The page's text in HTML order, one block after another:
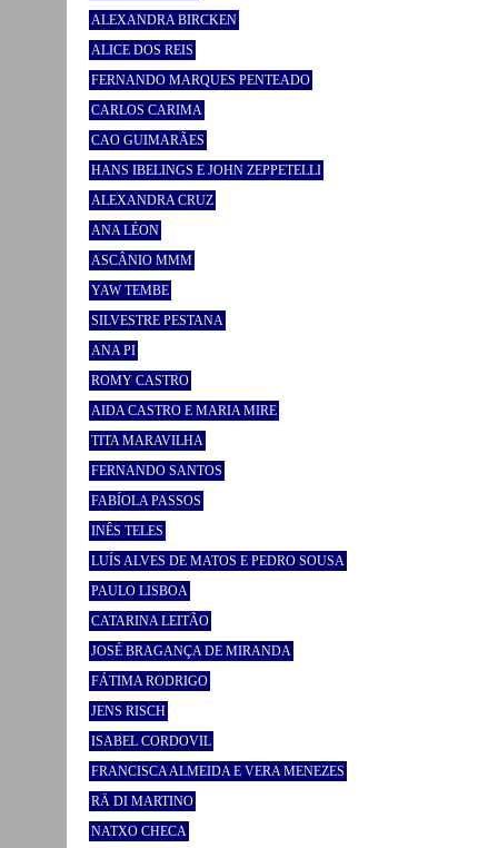
ALEXANDRA BIRCKEN
ALICE DOS REIS
FERNANDO MARQUES PENTEADO
CARLOS CARIMA
CAO GUIMARÃES
HANS IBELINGS E JOHN ZEPPETELLI
ALEXANDRA CRUZ
ANA LÉON
ASCÂNIO MMM
YAW TEMBE
SILVESTRE PESTANA
ANA PI
ROMY CASTRO
AIDA CASTRO E MARIA MIRE
TITA MARAVILHA
FERNANDO SANTOS
FABÍOLA PASSOS
INÊS TELES
LUÍS ALVES DE MATOS E PEDRO SOUSA
PAULO LISBOA
CATARINA LEITÃO
JOSÉ BRAGANÇA DE MIRANDA
FÁTIMA RODRIGO
JENS RISCH
ISABEL CORDOVIL
FRANCISCA ALMEIDA E VERA MENEZES
RÄ DI MARTINO
NATXO CHECA